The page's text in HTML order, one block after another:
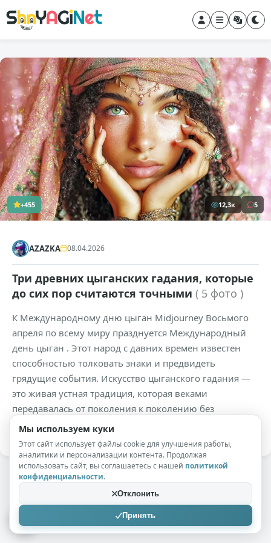
+455 12,3к 5
AZAZKA 08.04.2026
Три древних цыганских гадания, которые
до сих пор считаются точными ( 5 фото )
К Международному дню цыган Midjourney Восьмого
апреля по всему миру празднуется Международный
день цыган . Этот народ с давних времен известен
способностью толковать знаки и предвидеть
грядущие события. Искусство цыганского гадания —
это живая устная традиция, которая веками
передавалась от поколения к поколению без
учебников и четких схем.
Мы используем куки
Этот сайт использует файлы cookie для улучшения работы,
аналитики и персонализации контента. Продолжая
использовать сайт, вы соглашаетесь с нашей политикой
конфиденциальности.
Отклонить
Принять